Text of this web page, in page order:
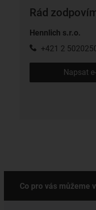
Rád
Hennlich s.r.o.
+421 2
Napsat
Co pro vás můžeme